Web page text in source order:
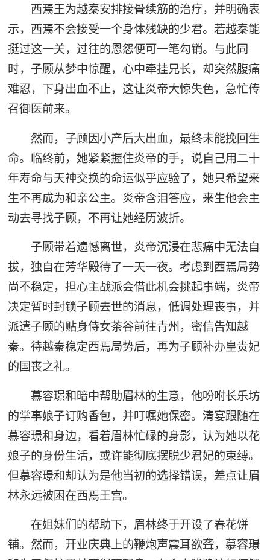
西焉王为越秦安排接骨续筋的治疗，并明确表
示，西焉不会接受一个身体残缺的少君。若越秦能
挺过这一关，过往的恩怨便可一笔勾销。与此同
时，子顾从梦中惊醒，心中牵挂兄长，却突然腹痛
难忍，下身出血不止，这让炎帝大惊失色，急忙传
召御医前来。
然而，子顾因小产后大出血，最终未能挽回生
命。临终前，她紧紧握住炎帝的手，说自己用二十
年寿命与天神交换的命运似乎应验了，她只希望来
生不再成为和亲公主。炎帝含泪答应，来生他会主
动去寻找子顾，不再让她经历波折。
子顾带着遗憾离世，炎帝沉浸在悲痛中无法自
拔，独自在芳华殿待了一天一夜。考虑到西焉局势
尚不稳定，担心主战派会借此机会挑起事端，炎帝
决定暂时封锁子顾去世的消息，低调处理丧事，并
派遣子顾的贴身侍女茶谷前往青州，密信告知越
秦。待越秦稳定西焉局势后，再为子顾补办皇贵妃
的国丧之礼。
慕容璟和暗中帮助眉林的生意，他吩咐长乐坊
的掌事娘子订购香包，并叮嘱她保密。清宴跟随在
慕容璟和身边，看着眉林忙碌的身影，认为她以花
娘子的身份生活，或许能彻底摆脱少君妃的束缚。
但慕容璟和却认为是他当初的选择错误，差点让眉
林永远被困在西焉王宫。
在姐妹们的帮助下，眉林终于开设了春花饼
铺。然而，开业庆典上的鞭炮声震耳欲聋，慕容璟